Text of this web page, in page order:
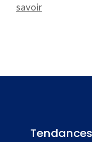
savoir